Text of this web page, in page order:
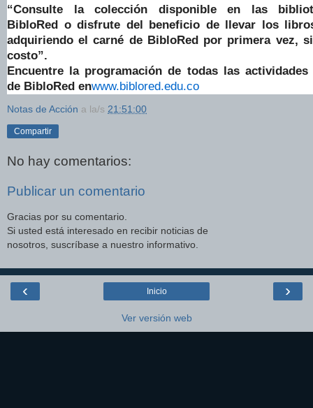
“Consulte la colección disponible en las
BibloRed o disfrute del beneficio de llevar los
adquiriendo el carné de BibloRed por primera vez,
costo”.
Encuentre la programación de todas las actividades
de BibloRed enwww.biblored.edu.co
Notas de Acción a la/s 21:51:00
Compartir
No hay comentarios:
Publicar un comentario
Gracias por su comentario.
Si usted está interesado en recibir noticias de
nosotros, suscríbase a nuestro informativo.
‹ ›
Inicio
Ver versión web